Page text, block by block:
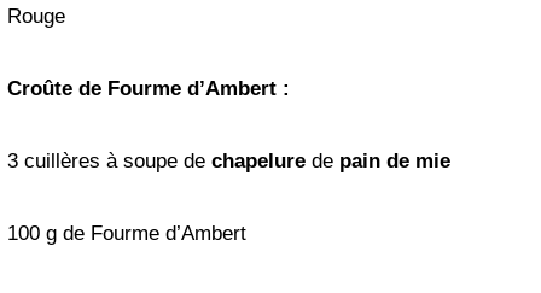
Rouge
Croûte de Fourme d’Ambert :
3 cuillères à soupe de chapelure de pain de mie
100 g de Fourme d’Ambert